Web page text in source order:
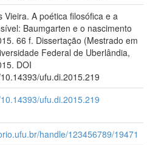
Vieira. A poética filosófica e a
Baumgarten e o nascimento
66 f. Dissertação (Mestrado em
Federal de Uberlândia,
DOI
ufu.di.2015.219
ufu.di.2015.219
handle/123456789/19471